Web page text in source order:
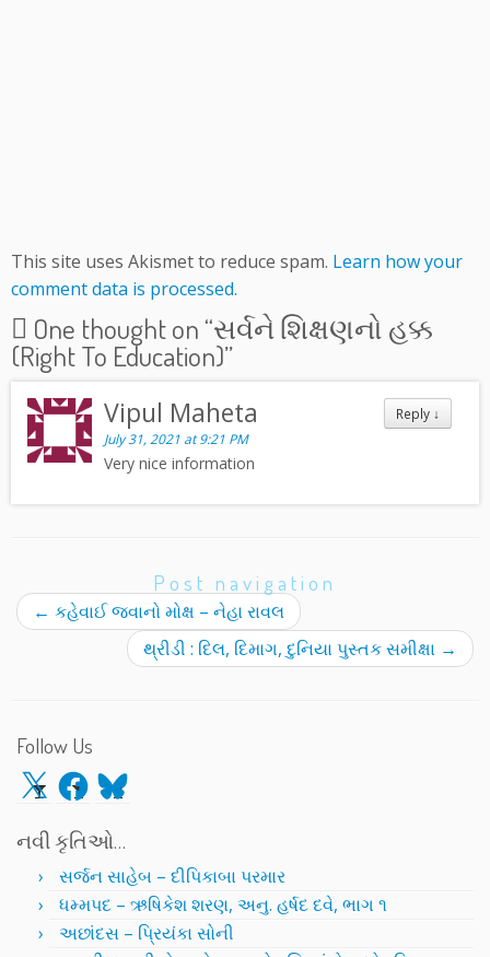
This site uses Akismet to reduce spam. Learn how your
comment data is processed.
One thought on “સર્વને શિક્ષણનો હક્ક
(Right To Education)”
Reply ↓
Vipul Maheta
July 31, 2021 at 9:21 PM
Very nice information
Post navigation
← કહેવાઈ જવાનો મોક્ષ – નેહા રાવલ
થ્રીડી : દિલ, દિમાગ, દુનિયા પુસ્તક સમીક્ષા →
Follow Us
X Facebook
Bluesky
નવી કૃતિઓ…
સર્જન સાહેબ – દીપિકાબા પરમાર
ધમ્મપદ – ઋષિકેશ શરણ, અનુ. હર્ષદ દવે, ભાગ ૧
અછાંદસ – પ્રિયંકા સોની